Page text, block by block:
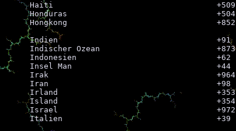
Haiti					+509
Honduras				+504
Hongkong				+852
Indien					+91
Indischer Ozean				+873
Indonesien				+62
Insel Man				+44
Irak					+964
Iran					+98
Irland					+353
Island					+354
Israel					+972
Italien					+39